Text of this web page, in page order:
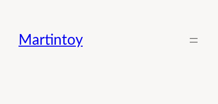
contenido
Martintoy